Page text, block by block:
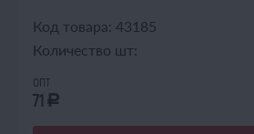
Код товара: 43185
Количество шт:
опт
71 a